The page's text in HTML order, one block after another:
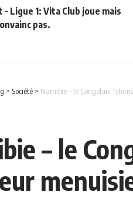
– Ligue 1: Vita Club joue mais
pas.
> Société > Namibie – le Congolais
– le